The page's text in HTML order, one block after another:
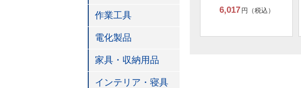
作業工具
電化製品
家具・収納用品
インテリア・寝具
6,017 円（税込）